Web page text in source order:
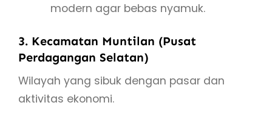
modern agar bebas nyamuk.
3. Kecamatan Muntilan (Pusat
Perdagangan Selatan)
Wilayah yang sibuk dengan pasar dan
aktivitas ekonomi.